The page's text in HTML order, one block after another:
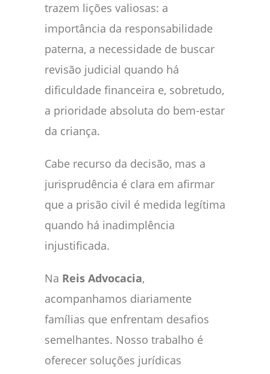
trazem lições valiosas: a
importância da responsabilidade
paterna, a necessidade de buscar
revisão judicial quando há
dificuldade financeira e, sobretudo,
a prioridade absoluta do bem-estar
da criança.
Cabe recurso da decisão, mas a
jurisprudência é clara em afirmar
que a prisão civil é medida legítima
quando há inadimplência
injustificada.
Na Reis Advocacia,
acompanhamos diariamente
famílias que enfrentam desafios
semelhantes. Nosso trabalho é
oferecer soluções jurídicas